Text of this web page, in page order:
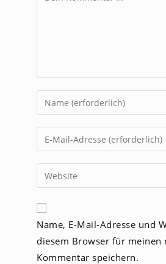
Gib
deinen
Namen
oder
zum
Kommentieren
ein
Gib
deine
E-
Mail-
zum
Kommentieren
ein
Gib
deine
Website-
URL
ein
(optional)
Name, E-Mail-Adresse und
diesem Browser für meinen
Kommentar speichern.